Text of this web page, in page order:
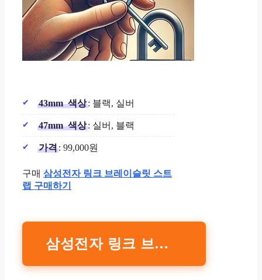
43mm 색상: 블랙, 실버
47mm 색상: 실버, 블랙
가격: 99,000원
구매 삼성전자 링크 브레이슬릿 스트
랩 구매하기
삼성전자 링크 브레이슬릿 스트랩 구매하기